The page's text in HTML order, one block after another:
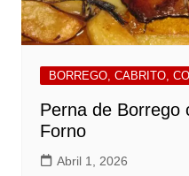
BORREGO, CABRITO,
Perna de Borrego
Forno
Abril 1, 2026